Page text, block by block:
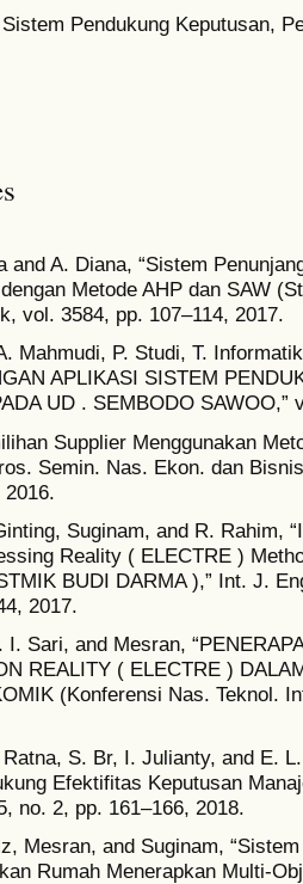
Sistem Pendukung Keputusan,
and A. Diana, “Sistem
Metode AHP dan SAW
vol. 3584, pp. 107–114, 2017.
Mahmudi, P. Studi, T.
APLIKASI SISTEM
UD . SEMBODO SAWOO,”
Supplier Menggunakan
Semin. Nas. Ekon. dan
2016.
Suginam, and R. Rahim,
Reality ( ELECTRE )
BUDI DARMA ),” Int. J.
2017.
I. Sari, and Mesran,
REALITY ( ELECTRE )
(Konferensi Nas. Teknol.
S. Br, I. Julianty, and E.
Efektifitas Keputusan
no. 2, pp. 161–166, 2018.
Mesran, and Suginam,
Rumah Menerapkan Multi-